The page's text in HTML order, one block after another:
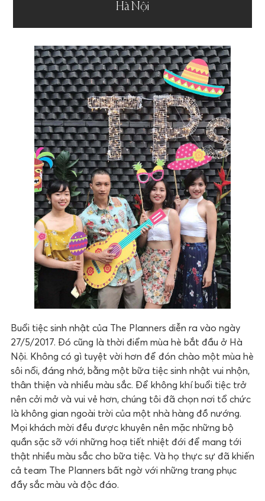
Hà Nội
Buổi tiệc sinh nhật của The Planners diễn ra vào ngày
27/5/2017. Đó cũng là thời điểm mùa hè bắt đầu ở Hà
Nội. Không có gì tuyệt vời hơn để đón chào một mùa hè
sôi nổi, đáng nhớ, bằng một bữa tiệc sinh nhật vui nhộn,
thân thiện và nhiều màu sắc. Để không khí buổi tiệc trở
nên cởi mở và vui vẻ hơn, chúng tôi đã chọn nơi tổ chức
là không gian ngoài trời của một nhà hàng đồ nướng.
Mọi khách mời đều được khuyên nên mặc những bộ
quần sặc sỡ với những hoạ tiết nhiệt đới để mang tới
thật nhiều màu sắc cho bữa tiệc. Và họ thực sự đã khiến
cả team The Planners bất ngờ với những trang phục
đầy sắc màu và độc đáo.